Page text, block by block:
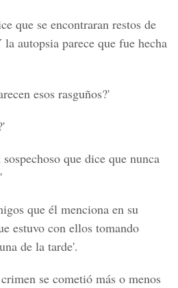
que se encontraran restos de
autopsia parece que fue hecha
esos rasguños?'
que dice que nunca
que él menciona en su
estuvo con ellos tomando
de la tarde'.
se cometió más o menos